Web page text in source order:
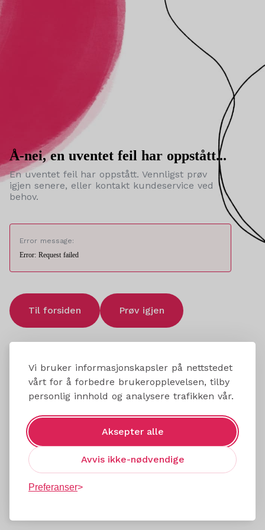
Vi bruker informasjonskapsler på nettstedet
vårt for å forbedre brukeropplevelsen, tilby
personlig innhold og analysere trafikken vår.
Aksepter alle
Avvis ikke-nødvendige
Preferanser
Å-nei, en uventet feil har oppstått...
En uventet feil har oppstått. Vennligst prøv
igjen senere, eller kontakt kundeservice ved
behov.
Error message:
Error: Request failed
Til forsiden Prøv igjen